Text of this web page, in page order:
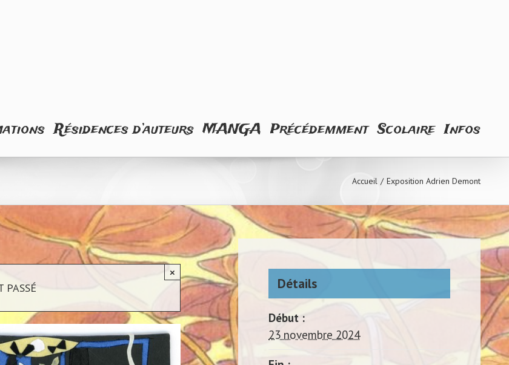
Résidences d’auteurs MANGA Précédemment Scolaire Infos
Accueil / Exposition Adrien Demont
×
PASSÉ Détails
Début :
23 novembre 2024